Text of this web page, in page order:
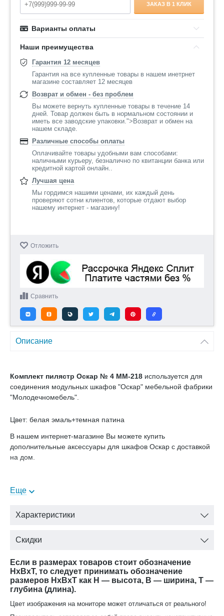
ЗАКАЗ В 1 КЛИК
Варианты оплаты
Наши преимущества
Гарантия 12 месяцев
Гарантия на все купленные товары в нашем инетрнет
магазине составляет 12 месяцев
Возврат и обмен - без проблем
Вы можете вернуть купленные товары в течение 14
дней. Товар должен быть в нормальном состоянии и
иметь все заводские упаковки.">Возврат и обмен на
нашем складе.
Различные способы оплаты
Оплачивайте товары удобными вам способами:
наличными курьеру, безналично по квитанции банка или
кредитной картой онлайн..
Лучшая цена
Мы гордимся нашими ценами, их каждый день
проверяют сотни клиентов, которые отдают выбор
нашему интернет - магазину!
Отложить
Сравнить
Описание
Комплект пилястр Оскар № 4 ММ-218 используется для
соединения модульных шкафов "Оскар" мебельной фабрики
"Молодечномебель".
Цвет: белая эмаль+темная патина
В нашем интернет-магазине Вы можете купить
дополнительные аксессуары для шкафов Оскар с доставкой
на дом.
Еще
Характеристики
Скидки
Если в размерах товаров стоит обозначение
HxBxT, то следует принимать обозначение
размеров HxBxT как H — высота, B — ширина, T —
глубина (длина).
Цвет изображения на мониторе может отличаться от реального!